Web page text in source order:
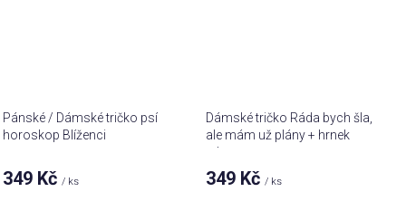
Pánské / Dámské tričko psí
horoskop Blíženci
349 Kč / ks
Dámské tričko Ráda bych šla,
ale mám už plány + hrnek
zdarma
349 Kč / ks